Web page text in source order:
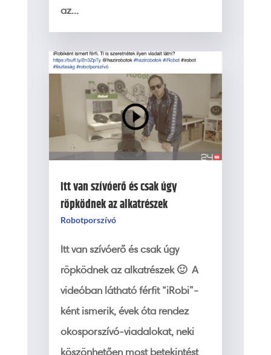
az...
Itt van szívóerő és csak úgy
röpködnek az alkatrészek
Robotporszívó
Itt van szívóerő és csak úgy
röpködnek az alkatrészek 🙂 A
videóban látható férfit “iRobi”-
ként ismerik, évek óta rendez
okosporszívó-viadalokat, neki
köszönhetően most betekintést